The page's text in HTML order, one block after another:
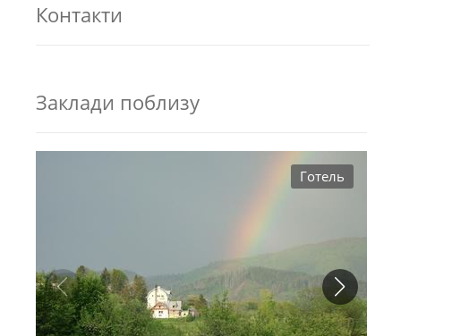
Контакти
Заклади поблизу
Готель